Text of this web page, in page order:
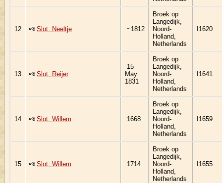
12 Slot, Neeltje ~1812
Broek op
Langedijk,
Noord-
Holland,
Netherlands
I1620
13 Slot, Reijer
15
May
1831
Broek op
Langedijk,
Noord-
Holland,
Netherlands
I1641
14 Slot, Willem 1668
Broek op
Langedijk,
Noord-
Holland,
Netherlands
I1659
15 Slot, Willem 1714
Broek op
Langedijk,
Noord-
Holland,
Netherlands
I1655